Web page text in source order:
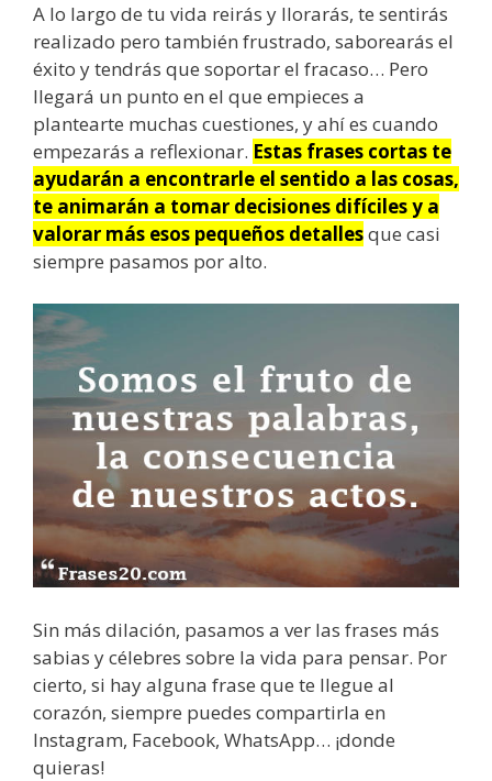
A lo largo de tu vida reirás y llorarás, te sentirás
realizado pero también frustrado, saborearás el
éxito y tendrás que soportar el fracaso… Pero
llegará un punto en el que empieces a
plantearte muchas cuestiones, y ahí es cuando
empezarás a reflexionar. Estas frases cortas te
ayudarán a encontrarle el sentido a las cosas,
te animarán a tomar decisiones difíciles y a
valorar más esos pequeños detallesque casi
siempre pasamos por alto.
Sin más dilación, pasamos a ver las frases más
sabias y célebres sobre la vida para pensar. Por
cierto, si hay alguna frase que te llegue al
corazón, siempre puedes compartirla en
Instagram, Facebook, WhatsApp… ¡donde
quieras!